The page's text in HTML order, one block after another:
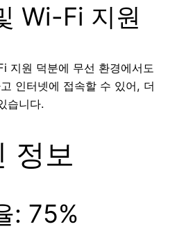
Wi-Fi 지원
지원 덕분에 무선 환경에서도
인터넷에 접속할 수 있어, 더
습니다.
정보
: 75%